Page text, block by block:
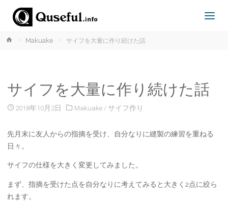
ホ
Makuake サイフを大量に作り続けた話
サイフを大量に作り続けた話
2018年10月2日 Makuake /サイフ作り
先月末に友人からの指摘を受け、自分なりに縫製の練習を重ねる
日々。
サイフの仕様を大きく変更してみました。
まず、指摘を受けた点を自分なりに考えてみると大きく2点に絞ら
れます。